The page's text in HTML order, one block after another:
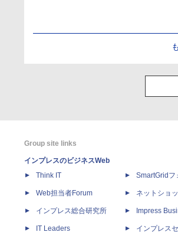
Group site links
インプレスのビジネスWeb
Think IT
Web担当者Forum
インプレス総合研究所
IT Leaders
SmartGridフ
ネットショ
Impress
インプレス